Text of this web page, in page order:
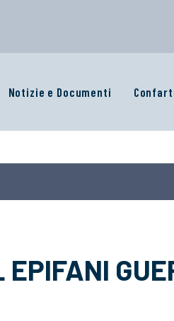
Notizie e Documenti
EPIFANI